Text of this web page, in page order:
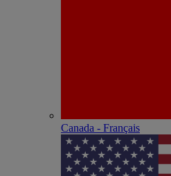
Canada - Français